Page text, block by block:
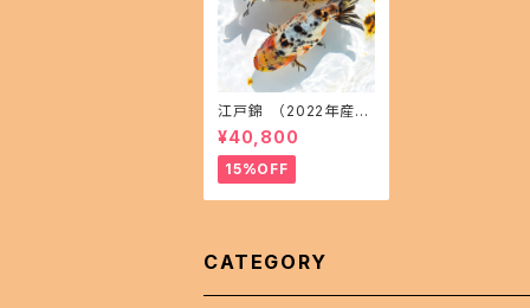
江戸錦 （2022年産ま
れ）１５㎝前後 オス1 メ
ス1(現物出品) ikahoff
AA-1114-32457-a
¥40,800
15%OFF
CATEGORY